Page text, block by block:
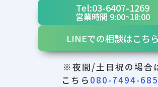
Tel:03-6407-1269
営業時間 9:00~18:00
LINEでの相談はこちら
※夜間/土日祝の場合
こちら 080-7494-